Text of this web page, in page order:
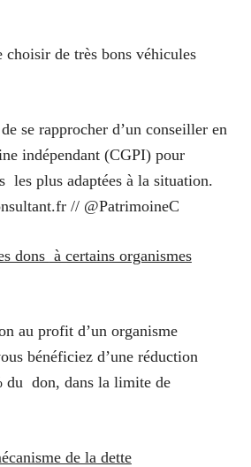
de très bons véhicules
se rapprocher d’un conseiller en
indépendant (CGPI) pour
les plus adaptées à la situation.
// @PatrimoineC
dons à certains organismes
au profit d’un organisme
bénéficiez d’une réduction
du don, dans la limite de
de la dette